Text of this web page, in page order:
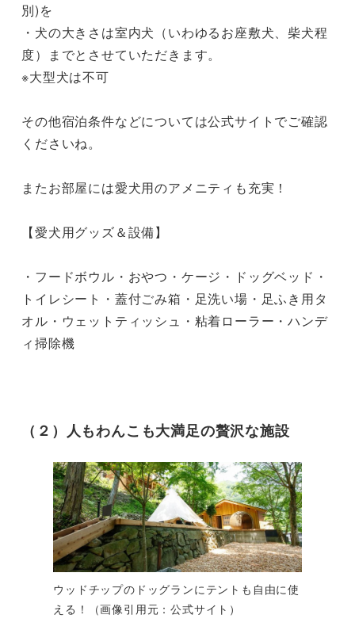
別)を
・犬の大きさは室内犬（いわゆるお座敷犬、柴犬程
度）までとさせていただきます。
※大型犬は不可
その他宿泊条件などについては公式サイトでご確認
くださいね。
またお部屋には愛犬用のアメニティも充実！
【愛犬用グッズ＆設備】
・フードボウル・おやつ・ケージ・ドッグベッド・
トイレシート・蓋付ごみ箱・足洗い場・足ふき用タ
オル・ウェットティッシュ・粘着ローラー・ハンデ
ィ掃除機
（２）人もわんこも大満足の贅沢な施設
ウッドチップのドッグランにテントも自由に使
える！（画像引用元：公式サイト）